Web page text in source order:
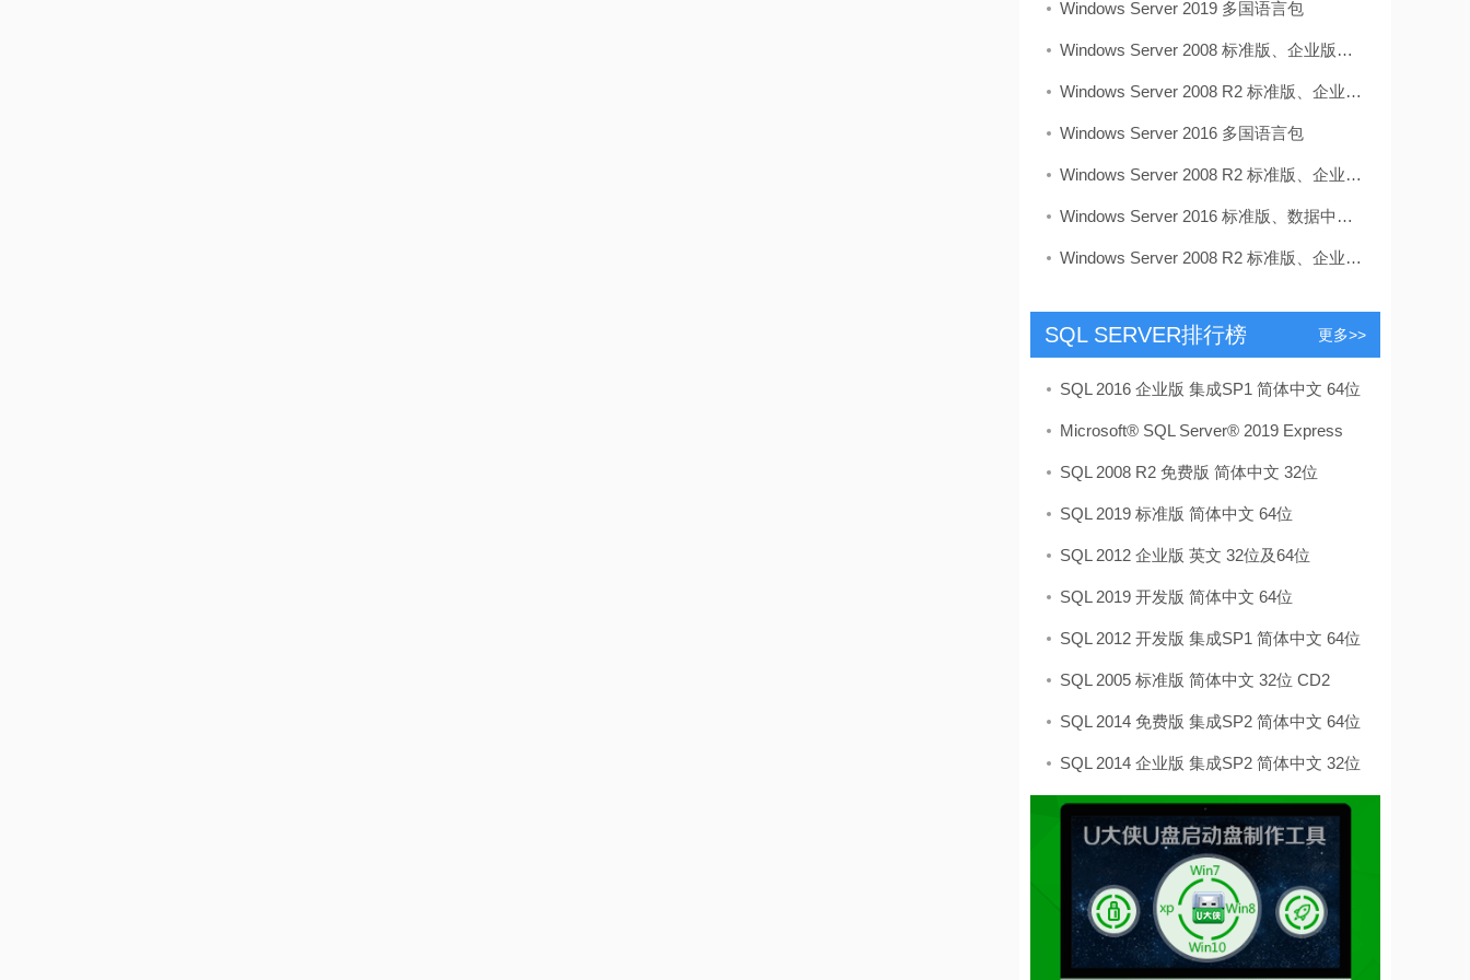
Windows Server 2019 多国语言包
Windows Server 2008 标准版、企业版、数据中心版多合一 英文 64位
Windows Server 2008 R2 标准版、企业版、数据中心版多合一 简体中文
Windows Server 2016 多国语言包
Windows Server 2008 R2 标准版、企业版、数据中心版多合一 VL 英文
Windows Server 2016 标准版、数据中心版多合一 VL 简体中文
Windows Server 2008 R2 标准版、企业版、数据中心版多合一 繁体中文
SQL SERVER排行榜 更多>>
SQL 2016 企业版 集成SP1 简体中文 64位
Microsoft® SQL Server® 2019 Express
SQL 2008 R2 免费版 简体中文 32位
SQL 2019 标准版 简体中文 64位
SQL 2012 企业版 英文 32位及64位
SQL 2019 开发版 简体中文 64位
SQL 2012 开发版 集成SP1 简体中文 64位
SQL 2005 标准版 简体中文 32位 CD2
SQL 2014 免费版 集成SP2 简体中文 64位
SQL 2014 企业版 集成SP2 简体中文 32位